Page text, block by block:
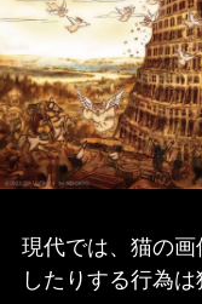
現代では、猫の
したりする行為